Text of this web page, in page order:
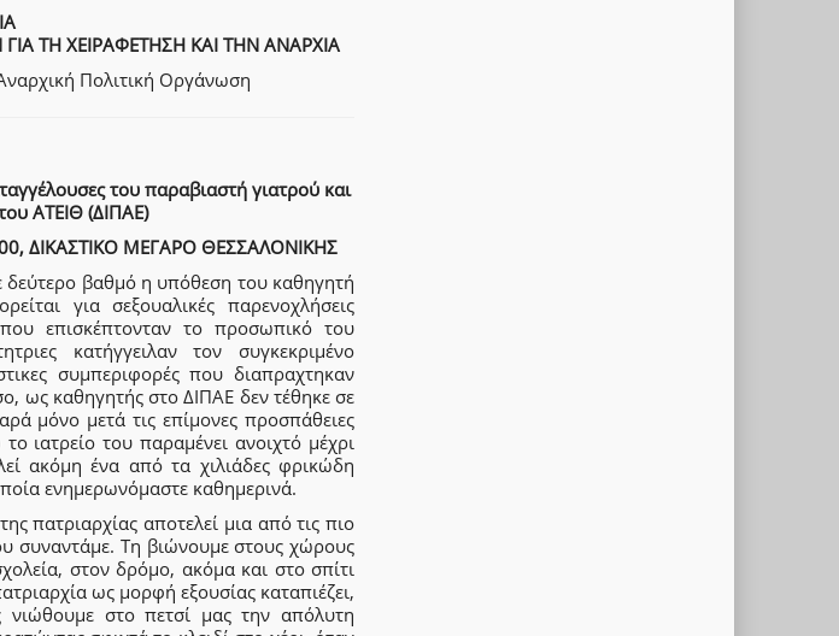
ΤΗ ΧΕΙΡΑΦΕΤΗΣΗ ΚΑΙ ΤΗΝ ΑΝΑΡΧΙΑ
Πολιτική Οργάνωση
του παραβιαστή γιατρού και
ΑΤΕΙΘ (ΔΙΠΑΕ)
ΔΙΚΑΣΤΙΚΟ ΜΕΓΑΡΟ ΘΕΣΣΑΛΟΝΙΚΗΣ
δεύτερο βαθμό η υπόθεση του καθηγητή
για σεξουαλικές παρενοχλήσεις
επισκέπτονταν το προσωπικό του
κατήγγειλαν τον συγκεκριμένο
συμπεριφορές που διαπραχτηκαν
ως καθηγητής στο ΔΙΠΑΕ δεν τέθηκε σε
μόνο μετά τις επίμονες προσπάθειες
ιατρείο του παραμένει ανοιχτό μέχρι
ακόμη ένα από τα χιλιάδες φρικώδη
ενημερωνόμαστε καθημερινά.
πατριαρχίας αποτελεί μια από τις πιο
συναντάμε. Τη βιώνουμε στους χώρους
στον δρόμο, ακόμα και στο σπίτι
ως μορφή εξουσίας καταπιέζει,
νιώθουμε στο πετσί μας την απόλυτη